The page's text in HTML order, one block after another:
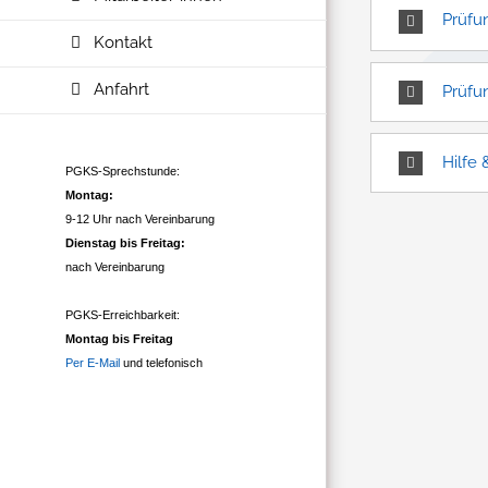
Kontakt
Anfahrt
PGKS-Sprechstunde:
Montag:
9-12 Uhr nach Vereinbarung
Dienstag bis Freitag:
nach Vereinbarung
PGKS-Erreichbarkeit:
Montag bis Freitag
Per E-Mail und telefonisch
Hilfe